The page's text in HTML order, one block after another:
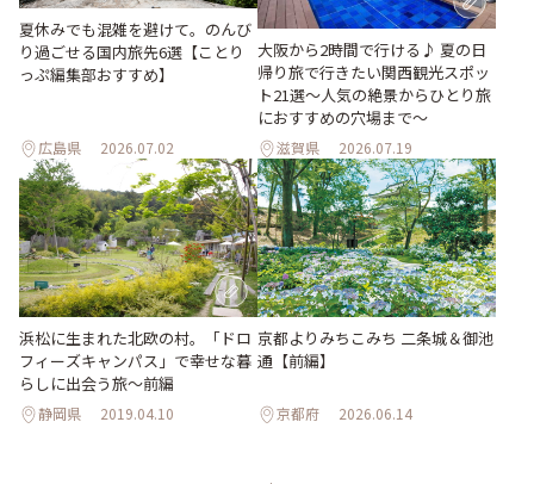
夏休みでも混雑を避けて。のんび
り過ごせる国内旅先6選【ことり
っぷ編集部おすすめ】
広島県 2026.07.02
大阪から2時間で行ける♪ 夏の日
帰り旅で行きたい関西観光スポッ
ト21選～人気の絶景からひとり旅
におすすめの穴場まで～
滋賀県 2026.07.19
浜松に生まれた北欧の村。「ドロ
フィーズキャンパス」で幸せな暮
らしに出会う旅～前編
静岡県 2019.04.10
京都よりみちこみち 二条城＆御池
通【前編】
京都府 2026.06.14